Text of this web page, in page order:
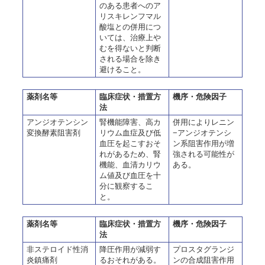
のある患者へのア
リスキレンフマル
酸塩との併用につ
いては、治療上や
むを得ないと判断
される場合を除き
避けること。
薬剤名等
臨床症状・措置方
法
機序・危険因子
アンジオテンシン
変換酵素阻害剤
腎機能障害、高カ
リウム血症及び低
血圧を起こすおそ
れがあるため、腎
機能、血清カリウ
ム値及び血圧を十
分に観察するこ
と。
併用によりレニン
−アンジオテンシ
ン系阻害作用が増
強される可能性が
ある。
薬剤名等
臨床症状・措置方
法
機序・危険因子
非ステロイド性消
炎鎮痛剤
降圧作用が減弱す
るおそれがある。
プロスタグランジ
ンの合成阻害作用